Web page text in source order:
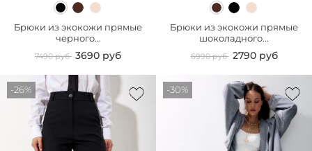
Брюки из экокожи прямые
черного...
7490 руб 3690 руб
Брюки из экокожи прямые
шоколадного...
6990 руб 2790 руб
-26% -30%